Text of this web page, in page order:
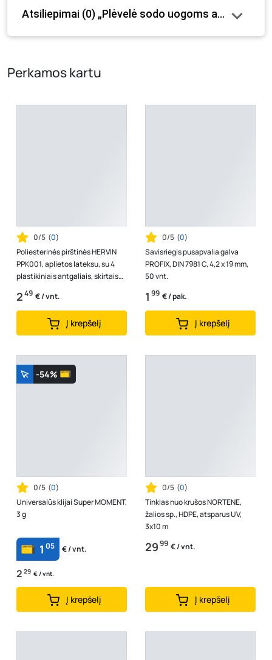
internetinėje parduotuvėje bei fizinėse parduotuvėse
kaina, kuri galioja pirkimo metu.
Atsiliepimai (0) „Plėvelė sodo uogoms auginti
Perkamos kartu
0/5 (0)
Poliesterinės pirštinės HERVIN
PPK001, aplietos lateksu, su 4
plastikiniais antgaliais, skirtais
palengvinti sodo darbus
249 € / vnt.
Į krepšelį
0/5 (0)
Savisriegis pusapvalia galva
PROFIX, DIN 7981 C, 4,2 x 19 mm,
50 vnt.
1 99 € / pak.
Į krepšelį
-54%
0/5 (0)
Universalūs klijai Super MOMENT,
3 g
1 05 € / vnt.
2 29 € / vnt.
Į krepšelį
0/5 (0)
Tinklas nuo krušos NORTENE,
žalios sp., HDPE, atsparus UV,
3x10 m
2999 € / vnt.
Į krepšelį